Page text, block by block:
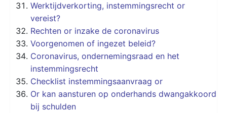
Werktijdverkorting, instemmingsrecht or
vereist?
Rechten or inzake de coronavirus
Voorgenomen of ingezet beleid?
Coronavirus, ondernemingsraad en het
instemmingsrecht
Checklist instemmingsaanvraag or
Or kan aansturen op onderhands dwangakkoord
bij schulden